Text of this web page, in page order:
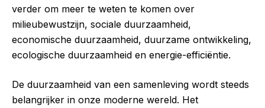
verder om meer te weten te komen over
milieubewustzijn, sociale duurzaamheid,
economische duurzaamheid, duurzame ontwikkeling,
ecologische duurzaamheid en energie-efficiëntie.
De duurzaamheid van een samenleving wordt steeds
belangrijker in onze moderne wereld. Het